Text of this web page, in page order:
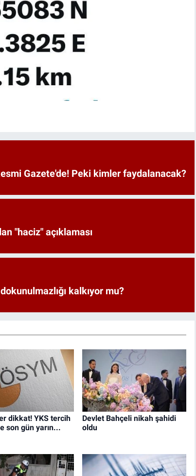
Gazete'de! Peki kimler faydalanacak?
"haciz" açıklaması
kalkıyor mu?
dikkat! YKS tercih
son gün yarın...
Devlet Bahçeli nikah şahidi
oldu